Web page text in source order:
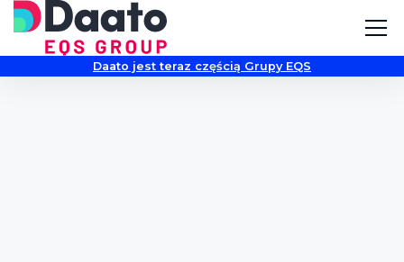
Daato jest teraz częścią Grupy EQS